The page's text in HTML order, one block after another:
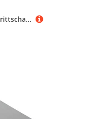
Kurk24 - Rollenkork - Trittschalldämmung - Korkrolle, Isoliertapete, Dämmtapete, Korkmatten, Korkwand, korkboden - Stärke: 2 mm - Breite: 1 m - Länge: 10 m